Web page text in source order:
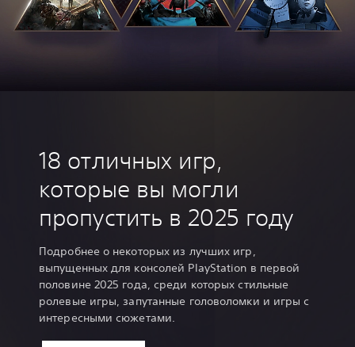
18 отличных игр,
которые вы могли
пропустить в 2025 году
Подробнее о некоторых из лучших игр,
выпущенных для консолей PlayStation в первой
половине 2025 года, среди которых стильные
ролевые игры, запутанные головоломки и игры с
интересными сюжетами.